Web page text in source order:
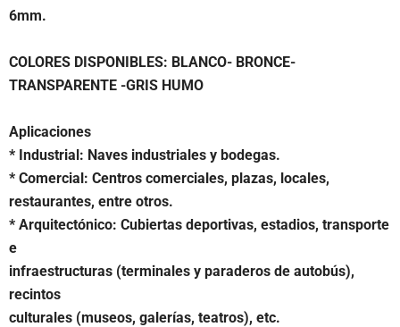
6mm.
COLORES DISPONIBLES: BLANCO- BRONCE-
TRANSPARENTE -GRIS HUMO
Aplicaciones
* Industrial: Naves industriales y bodegas.
* Comercial: Centros comerciales, plazas, locales,
restaurantes, entre otros.
* Arquitectónico: Cubiertas deportivas, estadios, transporte
e
infraestructuras (terminales y paraderos de autobús),
recintos
culturales (museos, galerías, teatros), etc.